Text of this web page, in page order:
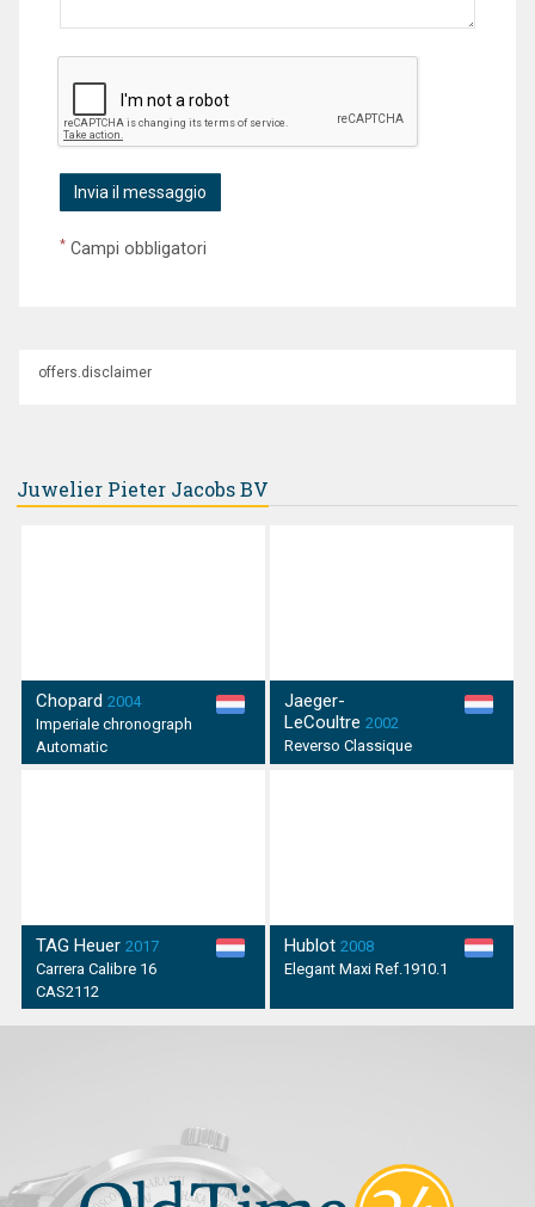
* Campi obbligatori
offers.disclaimer
Juwelier Pieter Jacobs BV
Chopard2004
Imperiale chronograph
Automatic
Jaeger-
LeCoultre2002
Reverso Classique
TAG Heuer2017
Carrera Calibre 16
CAS2112
Hublot2008
Elegant Maxi Ref.1910.1